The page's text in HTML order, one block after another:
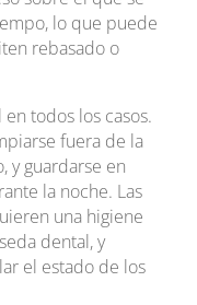
lo que puede
rebasado o
todos los casos.
fuera de la
y guardarse en
la noche. Las
una higiene
dental, y
el estado de los